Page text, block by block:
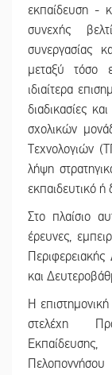
εκπαίδευση -
συνεχής
συνεργασίας
μεταξύ τόσο
ιδιαίτερα
διαδικασίες
σχολικών
Τεχνολογιών
λήψη
εκπαιδευτικό ή
Στο πλαίσιο
έρευνες,
και
Η
στελέχη